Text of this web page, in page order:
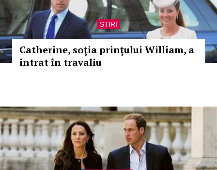
STIRI
Catherine, soţia prinţului William, a
intrat în travaliu